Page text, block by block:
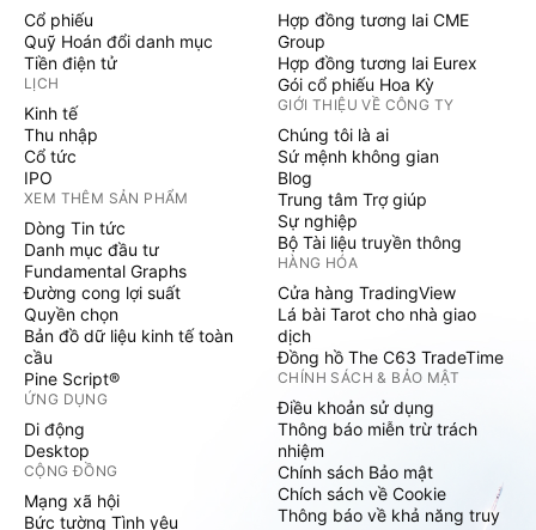
Cổ phiếu
Quỹ Hoán đổi danh mục
Tiền điện tử
LỊCH
Kinh tế
Thu nhập
Cổ tức
IPO
XEM THÊM SẢN PHẨM
Dòng Tin tức
Danh mục đầu tư
Fundamental Graphs
Đường cong lợi suất
Quyền chọn
Bản đồ dữ liệu kinh tế toàn
cầu
Pine Script®
ỨNG DỤNG
Di động
Desktop
CỘNG ĐỒNG
Mạng xã hội
Bức tường Tình yêu
Hợp đồng tương lai CME
Group
Hợp đồng tương lai Eurex
Gói cổ phiếu Hoa Kỳ
GIỚI THIỆU VỀ CÔNG TY
Chúng tôi là ai
Sứ mệnh không gian
Blog
Trung tâm Trợ giúp
Sự nghiệp
Bộ Tài liệu truyền thông
HÀNG HÓA
Cửa hàng TradingView
Lá bài Tarot cho nhà giao
dịch
Đồng hồ The C63 TradeTime
CHÍNH SÁCH & BẢO MẬT
Điều khoản sử dụng
Thông báo miễn trừ trách
nhiệm
Chính sách Bảo mật
Chích sách về Cookie
Thông báo về khả năng truy